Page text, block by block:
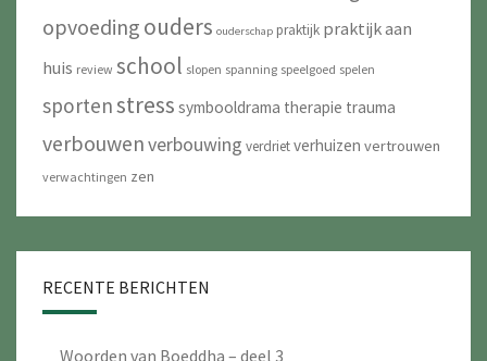
opvoeding ouders ouderschap praktijk praktijk aan
huis review school slopen spanning speelgoed spelen
sportenstress symbooldrama therapie trauma
verbouwenverbouwing verdrietverhuizen vertrouwen
verwachtingen zen
RECENTE BERICHTEN
Woorden van Boeddha – deel 3